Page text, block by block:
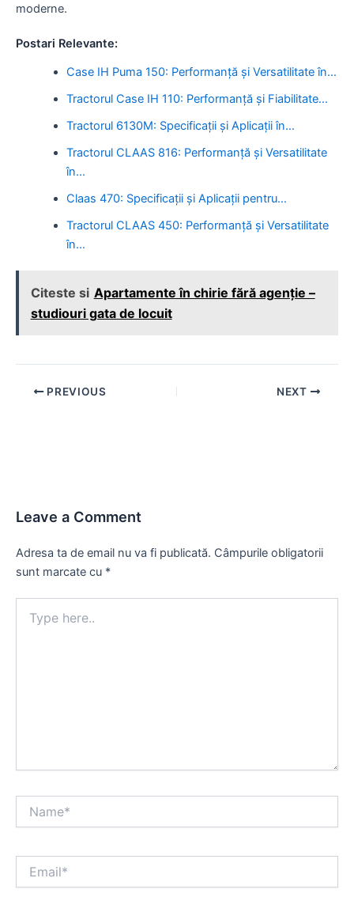
moderne.
Postari Relevante:
Case IH Puma 150: Performanță și Versatilitate în…
Tractorul Case IH 110: Performanță și Fiabilitate…
Tractorul 6130M: Specificații și Aplicații în…
Tractorul CLAAS 816: Performanță și Versatilitate
în…
Claas 470: Specificații și Aplicații pentru…
Tractorul CLAAS 450: Performanță și Versatilitate
în…
Citeste si Apartamente în chirie fără agenție –
studiouri gata de locuit
Post PREVIOUS NEXT
Leave a Comment
Adresa ta de email nu va fi publicată. Câmpurile obligatorii
sunt marcate cu *
here..